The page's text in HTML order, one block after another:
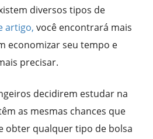
diversos tipos de
artigo, você encontrará mais
economizar seu tempo e
precisar.
decidirem estudar na
as mesmas chances que
obter qualquer tipo de bolsa